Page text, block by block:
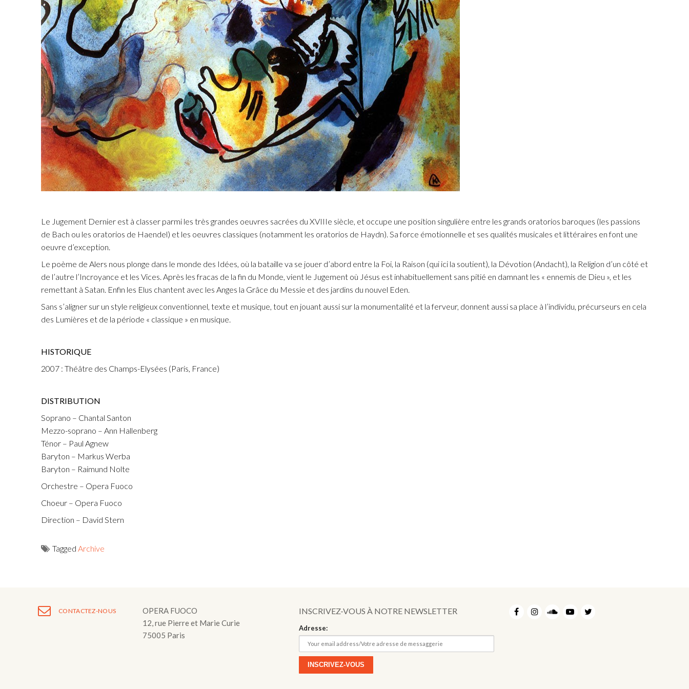
Fuoco Obbligato
Fuoco Jazz
Archives
CDs
Vidéos
Galerie
Presse
Actions
Nous soutenir
Contact
FR
EN
Le Jugement Dernier est à classer parmi les très grandes oeuvres sacrées du XVIIIe siècle, et occupe une position singulière entre les grands oratorios baroques (les passions
de Bach ou les oratorios de Haendel) et les oeuvres classiques (notamment les oratorios de Haydn). Sa force émotionnelle et ses qualités musicales et littéraires en font une
oeuvre d’exception.
Le poème de Alers nous plonge dans le monde des Idées, où la bataille va se jouer d’abord entre la Foi, la Raison (qui ici la soutient), la Dévotion (Andacht), la Religion d’un côté et
de l’autre l’Incroyance et les Vices. Après les fracas de la fin du Monde, vient le Jugement où Jésus est inhabituellement sans pitié en damnant les « ennemis de Dieu », et les
remettant à Satan. Enfin les Elus chantent avec les Anges la Grâce du Messie et des jardins du nouvel Eden.
Sans s’aligner sur un style religieux conventionnel, texte et musique, tout en jouant aussi sur la monumentalité et la ferveur, donnent aussi sa place à l’individu, précurseurs en cela
des Lumières et de la période « classique » en musique.
HISTORIQUE
2007 : Théâtre des Champs-Elysées (Paris, France)
DISTRIBUTION
Soprano – Chantal Santon
Mezzo-soprano – Ann Hallenberg
Ténor – Paul Agnew
Baryton – Markus Werba
Baryton – Raimund Nolte
Orchestre – Opera Fuoco
Choeur – Opera Fuoco
Direction – David Stern
Tagged Archive
l’article
CONTACTEZ-NOUS
OPERA FUOCO
12, rue Pierre et Marie Curie
75005 Paris
INSCRIVEZ-VOUS À NOTRE NEWSLETTER
Adresse: